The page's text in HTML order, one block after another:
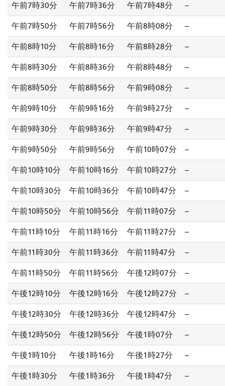
午前7時30分 午前7時36分 午前7時48分 --
午前7時50分 午前7時56分 午前8時08分 --
午前8時10分 午前8時16分 午前8時28分 --
午前8時30分 午前8時36分 午前8時48分 --
午前8時50分 午前8時56分 午前9時08分 --
午前9時10分 午前9時16分 午前9時27分 --
午前9時30分 午前9時36分 午前9時47分 --
午前9時50分 午前9時56分 午前10時07分 --
午前10時10分 午前10時16分 午前10時27分 --
午前10時30分 午前10時36分 午前10時47分 --
午前10時50分 午前10時56分 午前11時07分 --
午前11時10分 午前11時16分 午前11時27分 --
午前11時30分 午前11時36分 午前11時47分 --
午前11時50分 午前11時56分 午後12時07分 --
午後12時10分 午後12時16分 午後12時27分 --
午後12時30分 午後12時36分 午後12時47分 --
午後12時50分 午後12時56分 午後1時07分 --
午後1時10分 午後1時16分 午後1時27分 --
午後1時30分 午後1時36分 午後1時47分 --